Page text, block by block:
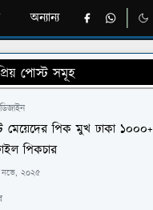
অন্যান্য
পোস্ট সমূহ
মেয়েদের পিক মুখ ঢাকা ১০০০+
পিকচার
২০২৫